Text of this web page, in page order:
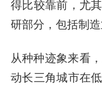
得比较靠前，尤
研部分，包括制造
从种种迹象来看
动长三角城市在